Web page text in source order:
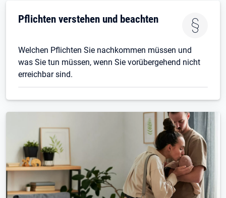
Pflichten verstehen und beachten
Welchen Pflichten Sie nachkommen müssen und
was Sie tun müssen, wenn Sie vorübergehend nicht
erreichbar sind.